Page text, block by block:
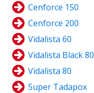
Cenforce 150
Cenforce 200
Vidalista 60
Vidalista Black 80
Vidalista 80
Super Tadapox